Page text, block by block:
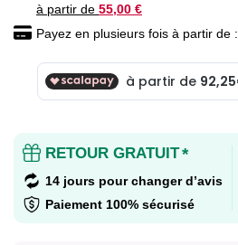
à partir de 55,00 €
Payez en plusieurs fois à partir de :
RETOUR GRATUIT*
14 jours pour changer d’avis
Paiement 100% sécurisé